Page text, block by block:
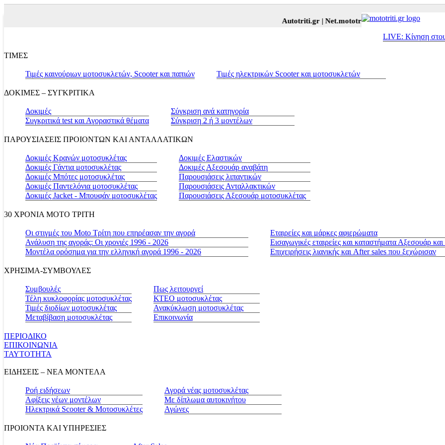
Autotriti.gr |Net.mototriti.gr |Προϊόντα & Υπηρεσίες
LIVE: Κίνηση
ΤΙΜΕΣ
Τιμές καινούριων μοτοσυκλετών, Scooter και παπιών Τιμές ηλεκτρικών Scooter και μοτοσυκλετών
ΔΟΚΙΜΕΣ – ΣΥΓΚΡΙΤΙΚΑ
Δοκιμές
Συγκριτικά test και Αγοραστικά θέματα
Σύγκριση ανά κατηγορία
Σύγκριση 2 ή 3 μοντέλων
ΠΑΡΟΥΣΙΑΣΕΙΣ ΠΡΟΙΟΝΤΩΝ ΚΑΙ ΑΝΤΑΛΛΑΤΙΚΩΝ
Δοκιμές Κρανών μοτοσυκλέτας
Δοκιμές Γάντια μοτοσυκλέτας
Δοκιμές Μπότες μοτοσυκλέτας
Δοκιμές Παντελόνια μοτοσυκλέτας
Δοκιμές Jacket - Μπουφάν μοτοσυκλέτας
Δοκιμές Ελαστικών
Δοκιμές Αξεσουάρ αναβάτη
Παρουσιάσεις λιπαντικών
Παρουσιάσεις Ανταλλακτικών
Παρουσιάσεις Αξεσουάρ μοτοσυκλέτας
30 ΧΡΟΝΙΑ MOTO ΤΡΙΤΗ
Οι στιγμές του Moto Τρίτη που επηρέασαν την αγορά
Ανάλυση της αγοράς: Οι χρονιές 1996 - 2026
Μοντέλα ορόσημα για την ελληνική αγορά 1996 - 2026
Εταιρείες και μάρκες αφιερώματα
Εισαγωγικές εταιρείες και καταστήματα Αξεσουάρ
Επιχειρήσεις λιανικής και After sales που ξεχώρισαν
ΧΡΗΣΙΜΑ-ΣΥΜΒΟΥΛΕΣ
Συμβουλές
Τέλη κυκλοφορίας μοτοσυκλέτας
Τιμές διοδίων μοτοσυκλέτας
Μεταβίβαση μοτοσυκλέτας
Πως λειτουργεί
ΚΤΕΟ μοτοσυκλέτας
Ανακύκλωση μοτοσυκλέτας
Επικοινωνία
ΠΕΡΙΟΔΙΚΟ
ΕΠΙΚΟΙΝΩΝΙΑ
ΤΑΥΤΟΤΗΤΑ
ΕΙΔΗΣΕΙΣ – ΝΕΑ ΜΟΝΤΕΛΑ
Ροή ειδήσεων
Αφίξεις νέων μοντέλων
Ηλεκτρικά Scooter & Μοτοσυκλέτες
Αγορά νέας μοτοσυκλέτας
Με δίπλωμα αυτοκινήτου
Αγώνες
ΠΡΟΙΟΝΤΑ ΚΑΙ ΥΠΗΡΕΣΙΕΣ